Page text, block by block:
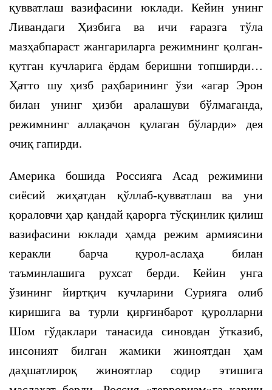
қувватлаш вазифасини юклади. Кейин унинг
Ливандаги Ҳизбига ва ичи ғаразга тўла
мазҳабпараст жангариларга режимнинг қолган-
қутган кучларига ёрдам беришни топширди…
Ҳатто шу ҳизб раҳбарининг ўзи «агар Эрон
билан унинг ҳизби аралашуви бўлмаганда,
режимнинг аллақачон қулаган бўларди» дея
очиқ гапирди.
Америка бошида Россияга Асад режимини
сиёсий жиҳатдан қўллаб-қувватлаш ва уни
қораловчи ҳар қандай қарорга тўсқинлик қилиш
вазифасини юклади ҳамда режим армиясини
керакли барча қурол-аслаҳа билан
таъминлашига рухсат берди. Кейин унга
ўзининг йиртқич кучларини Сурияга олиб
киришига ва турли қирғинбарот қуролларни
Шом гўдаклари танасида синовдан ўтказиб,
инсоният билган жамики жиноятдан ҳам
даҳшатлироқ жиноятлар содир этишига